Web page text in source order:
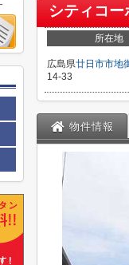
シティコー
所在地
広島県廿日市市地
14-33
物件情報